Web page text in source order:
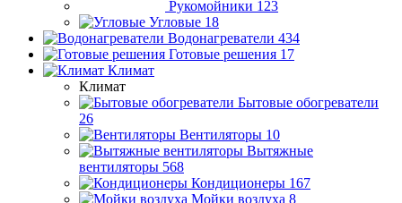
Рукомойники 123
Угловые 18
Водонагреватели 434
Готовые решения 17
Климат
Климат
Бытовые обогреватели
26
Вентиляторы 10
Вытяжные
вентиляторы 568
Кондиционеры 167
Мойки воздуха 8